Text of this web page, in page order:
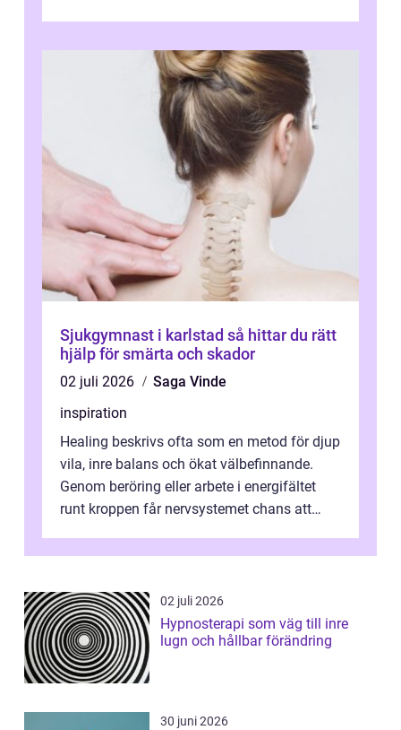
Sjukgymnast i karlstad så hittar du rätt
hjälp för smärta och skador
02 juli 2026
Saga Vinde
inspiration
Healing beskrivs ofta som en metod för djup
vila, inre balans och ökat välbefinnande.
Genom beröring eller arbete i energifältet
runt kroppen får nervsystemet chans att
02 juli 2026
Hypnosterapi som väg till inre
lugn och hållbar förändring
30 juni 2026